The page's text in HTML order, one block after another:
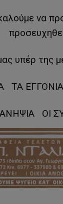
να
υπέρ της
ΤΑ
ΟΙ